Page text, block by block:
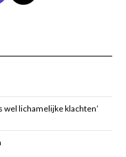
wel lichamelijke klachten’